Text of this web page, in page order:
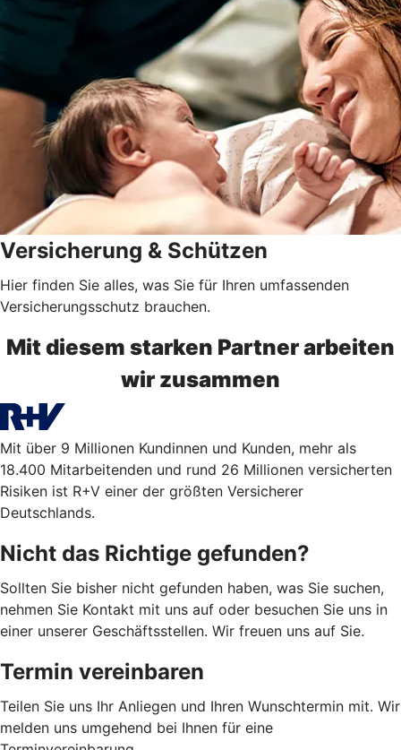
Versicherung & Schützen
Hier finden Sie alles, was Sie für Ihren umfassenden
Versicherungsschutz brauchen.
Mit diesem starken Partner arbeiten
wir zusammen
Mit über 9 Millionen Kundinnen und Kunden, mehr als
18.400 Mitarbeitenden und rund 26 Millionen versicherten
Risiken ist R+V einer der größten Versicherer
Deutschlands.
Nicht das Richtige gefunden?
Sollten Sie bisher nicht gefunden haben, was Sie suchen,
nehmen Sie Kontakt mit uns auf oder besuchen Sie uns in
einer unserer Geschäftsstellen. Wir freuen uns auf Sie.
Termin vereinbaren
Teilen Sie uns Ihr Anliegen und Ihren Wunschtermin mit. Wir
melden uns umgehend bei Ihnen für eine